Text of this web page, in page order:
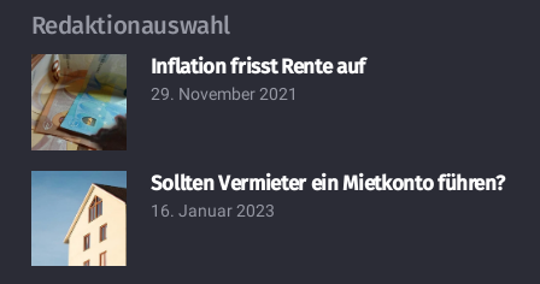
Redaktionauswahl
Inflation frisst Rente auf
29. November 2021
Sollten Vermieter ein Mietkonto führen?
16. Januar 2023